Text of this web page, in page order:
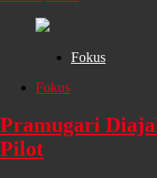
Fokus
Fokus
Pramugari
Pilot